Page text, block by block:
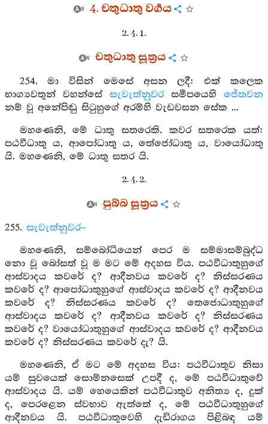
4. චතුධාතු වර්‍ගය
2. 4. 1.
චතුධාතු සූත්‍රය
254. මා විසින් මෙසේ අසන ලදී: එක් කලෙක
භාග්‍යවතුන් වහන්සේ සැවැත්නුවරසමීපයෙහි ජේතවන
නම් වූ අනේපිඬු සිටුහුගේ අරම්හි වැඩවසන සේක ...
මහණෙනි, මේ ධාතු සතරෙකි. කවර සතරෙක යත්:
පඨවීධාතු ය, ආපෝධාතු ය, තේජෝධාතු ය, වායෝධාතු
යි. මහණෙනි, මේ ධාතු සතර යි.
2. 4. 2.
පුබ්බ සූත්‍රය
255. සැවැත්නුවර–
මහණෙනි, සම්බෝධියෙන් පෙර ම සම්මාසම්බුද්ධ
නො වූ බෝසත් වූ ම මට මේ අදහස විය. පඨවීධාතුහුගේ
ආස්වාදය කවරේ ද? ආදීනවය කවරේ ද? නිස්සරණය
කවරේ ද? ආපෝධාතුහුගේ ආස්වාදය කවරේ ද? ආදීනවය
කවරේ ද? නිස්සරණය කවරේ ද? තෙජොධාතුහුගේ
ආස්වාදය කවරේ ද? ආදීනවය කවරේ ද? නිස්සරණය
කවරේ ද? වායෝධාතුහුගේ ආස්වාදය කවරේ ද? ආදීනවය
කවරේ ද? නිස්සරණය කවරේ දැ? යි.
මහණෙනි, ඒ මට මේ අදහස විය: පඨවීධාතුව නිසා
යම් සුවයෙක් සොම්නසෙක් උපදී ද, මේ පඨවීධාතුවේ
ආස්වාදය යි. යම් හෙයෙකින් පඨවීධාතුව අනිත්‍ය ද, දුක්
ද, පෙරළෙන ස්වභාව ඇත්තේ ද, මේ පඨවීධාතුහුගේ
ආදීනවය යි. පඨවීධාතුවෙහි දැඩිරාගය පිළිබඳ යම්